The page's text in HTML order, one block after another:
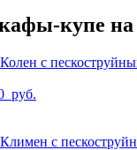
купе на
с
руб.
с